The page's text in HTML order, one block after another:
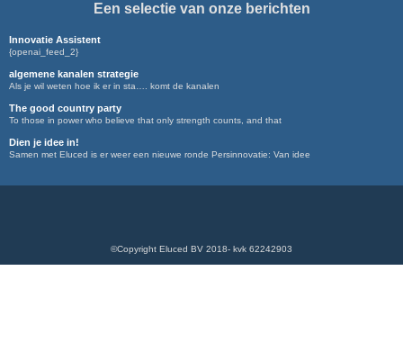
Een selectie van onze berichten
Innovatie Assistent
{openai_feed_2}
algemene kanalen strategie
Als je wil weten hoe ik er in sta…. komt de kanalen
The good country party
To those in power who believe that only strength counts, and that
Dien je idee in!
Samen met Eluced is er weer een nieuwe ronde Persinnovatie: Van idee
©Copyright Eluced BV 2018- kvk 62242903